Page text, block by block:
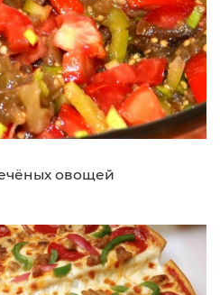
овощей